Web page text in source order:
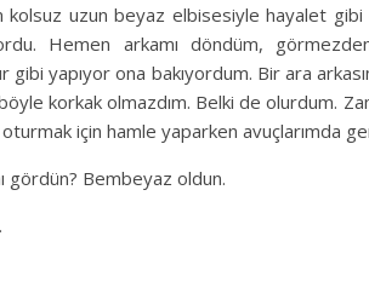
uzun beyaz elbisesiyle hayalet gibi
Hemen arkamı döndüm,
gibi yapıyor ona bakıyordum. Bir ara
korkak olmazdım. Belki de olurdum.
için hamle yaparken avuçlarımda
gördün? Bembeyaz oldun.